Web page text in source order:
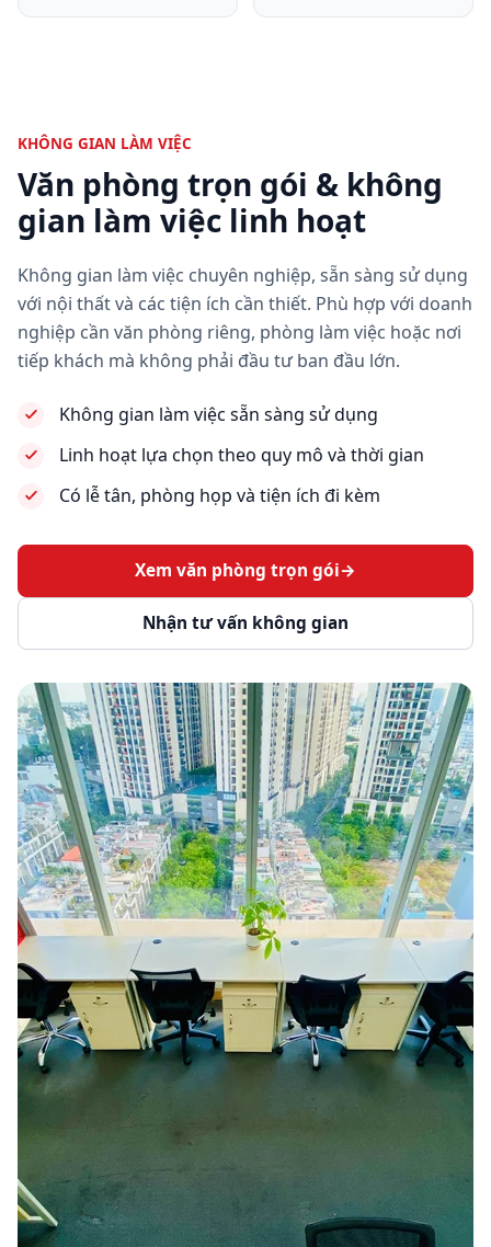
KHÔNG GIAN LÀM VIỆC
Văn phòng trọn gói & không
gian làm việc linh hoạt
Không gian làm việc chuyên nghiệp, sẵn sàng sử dụng
với nội thất và các tiện ích cần thiết. Phù hợp với doanh
nghiệp cần văn phòng riêng, phòng làm việc hoặc nơi
tiếp khách mà không phải đầu tư ban đầu lớn.
Không gian làm việc sẵn sàng sử dụng
Linh hoạt lựa chọn theo quy mô và thời gian
Có lễ tân, phòng họp và tiện ích đi kèm
Xem văn phòng trọn gói→
Nhận tư vấn không gian